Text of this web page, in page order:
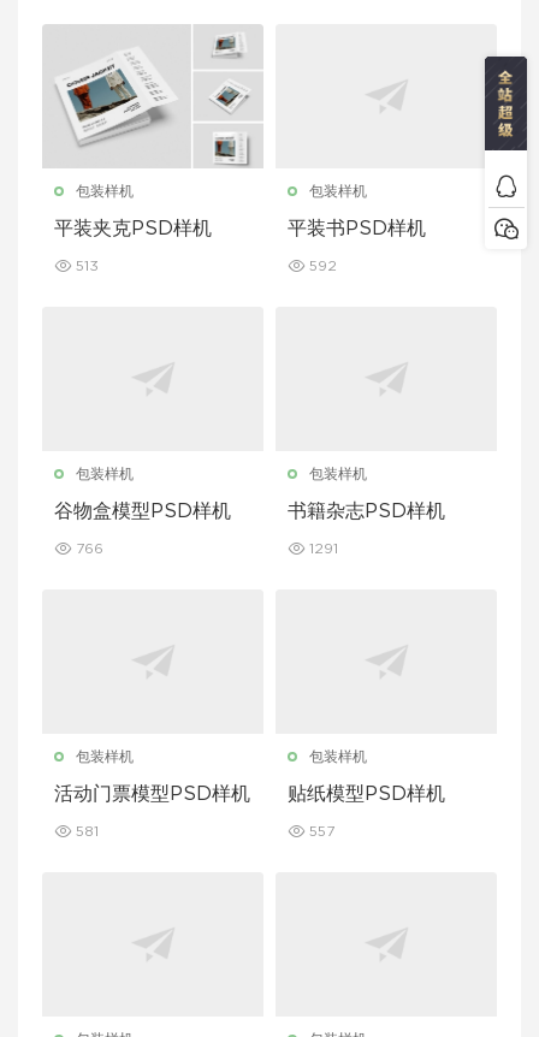
包装样机
平装夹克PSD样机
513
包装样机
平装书PSD样机
592
包装样机
谷物盒模型PSD样机
766
包装样机
书籍杂志PSD样机
1291
包装样机
活动门票模型PSD样机
581
包装样机
贴纸模型PSD样机
557